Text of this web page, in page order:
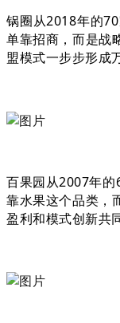
锅圈从2018年的
单靠招商，而是战
盟模式一步步形成
百果园从2007年
靠水果这个品类，
盈利和模式创新共